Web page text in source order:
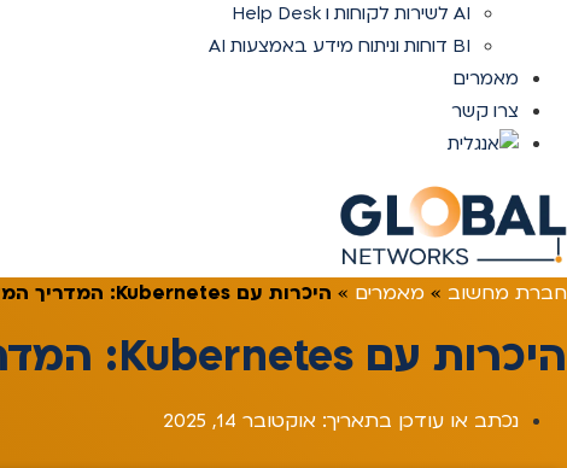
AI לשירות לקוחות ו Help Desk
BI דוחות וניתוח מידע באמצעות AI
מאמרים
צרו קשר
חברת מחשוב » מאמרים » היכרות עם Kubernetes: המדריך המלא למנהלים לניהול אפליקציות מודרניות
היכרות עם Kubernetes: המדריך המלא למנהלים לניהול אפליקציות מודרניות
נכתב או עודכן בתאריך: אוקטובר 14, 2025